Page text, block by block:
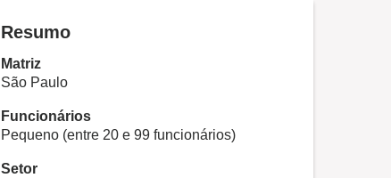
Resumo
Matriz
São Paulo
Funcionários
Pequeno (entre 20 e 99 funcionários)
Setor